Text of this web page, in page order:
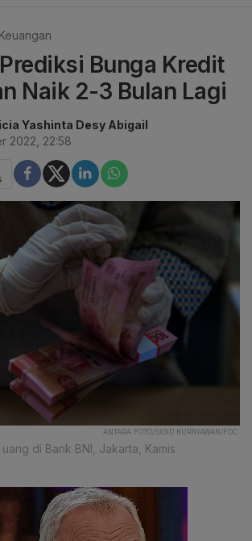
Keuangan
Bunga Kredit
Naik 2-3 Bulan Lagi
Yashinta Desy Abigail
2022, 22:58
ANTARA FOTO/SIGID KURNIAWAN/FOC.
di Bank BNI, Jakarta, Kamis